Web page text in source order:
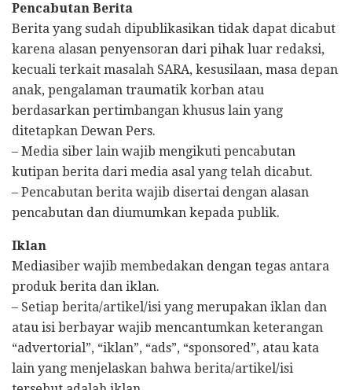
Pencabutan Berita
Berita yang sudah dipublikasikan tidak dapat dicabut
karena alasan penyensoran dari pihak luar redaksi,
kecuali terkait masalah SARA, kesusilaan, masa depan
anak, pengalaman traumatik korban atau
berdasarkan pertimbangan khusus lain yang
ditetapkan Dewan Pers.
– Media siber lain wajib mengikuti pencabutan
kutipan berita dari media asal yang telah dicabut.
– Pencabutan berita wajib disertai dengan alasan
pencabutan dan diumumkan kepada publik.
Iklan
Mediasiber wajib membedakan dengan tegas antara
produk berita dan iklan.
– Setiap berita/artikel/isi yang merupakan iklan dan
atau isi berbayar wajib mencantumkan keterangan
“advertorial”, “iklan”, “ads”, “sponsored”, atau kata
lain yang menjelaskan bahwa berita/artikel/isi